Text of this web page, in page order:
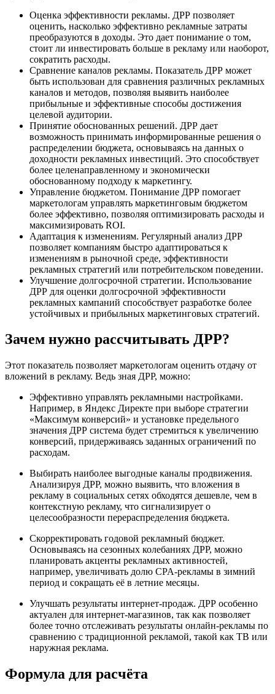
Оценка эффективности рекламы. ДРР позволяет
оценить, насколько эффективно рекламные затраты
преобразуются в доходы. Это дает понимание о том,
стоит ли инвестировать больше в рекламу или наоборот,
сократить расходы.
Сравнение каналов рекламы. Показатель ДРР может
быть использован для сравнения различных рекламных
каналов и методов, позволяя выявить наиболее
прибыльные и эффективные способы достижения
целевой аудитории.
Принятие обоснованных решений. ДРР дает
возможность принимать информированные решения о
распределении бюджета, основываясь на данных о
доходности рекламных инвестиций. Это способствует
более целенаправленному и экономически
обоснованному подходу к маркетингу.
Управление бюджетом. Понимание ДРР помогает
маркетологам управлять маркетинговым бюджетом
более эффективно, позволяя оптимизировать расходы и
максимизировать ROI.
Адаптация к изменениям. Регулярный анализ ДРР
позволяет компаниям быстро адаптироваться к
изменениям в рыночной среде, эффективности
рекламных стратегий или потребительском поведении.
Улучшение долгосрочной стратегии. Использование
ДРР для оценки долгосрочной эффективности
рекламных кампаний способствует разработке более
устойчивых и прибыльных маркетинговых стратегий.
Зачем нужно рассчитывать ДРР?
Этот показатель позволяет маркетологам оценить отдачу от
вложений в рекламу. Ведь зная ДРР, можно:
Эффективно управлять рекламными настройками.
Например, в Яндекс Директе при выборе стратегии
«Максимум конверсий» и установке предельного
значения ДРР система будет стремиться к увеличению
конверсий, придерживаясь заданных ограничений по
расходам.
Выбирать наиболее выгодные каналы продвижения.
Анализируя ДРР, можно выявить, что вложения в
рекламу в социальных сетях обходятся дешевле, чем в
контекстную рекламу, что сигнализирует о
целесообразности перераспределения бюджета.
Скорректировать годовой рекламный бюджет.
Основываясь на сезонных колебаниях ДРР, можно
планировать акценты рекламных активностей,
например, увеличивать долю CPA-рекламы в зимний
период и сокращать её в летние месяцы.
Улучшать результаты интернет-продаж. ДРР особенно
актуален для интернет-магазинов, так как позволяет
более точно отслеживать результаты онлайн-рекламы по
сравнению с традиционной рекламой, такой как ТВ или
наружная реклама.
Формула для расчёта